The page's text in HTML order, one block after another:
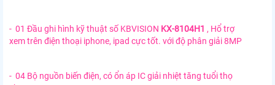
- 01 Đầu ghi hình kỹ thuật số KBVISION KX-8104H1 , Hổ trợ
xem trên điện thoại iphone, ipad cực tốt. với độ phân giải 8MP
- 04 Bộ nguồn biến điện, có ổn áp IC giải nhiệt tăng tuổi thọ